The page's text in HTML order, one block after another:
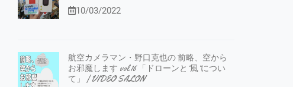
10/03/2022
航空カメラマン・野口克也の 前略、空から
お邪魔します vol.16 「ドローンと”風”につい
て」 | VIDEO SALON